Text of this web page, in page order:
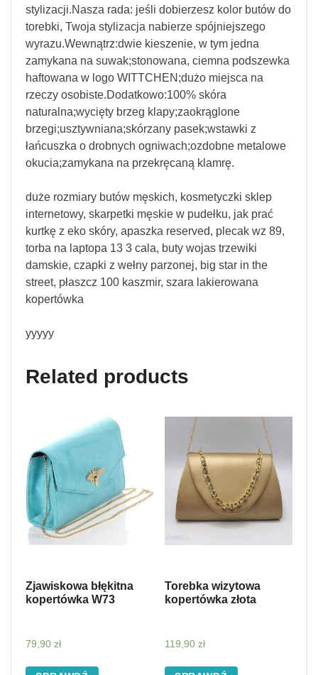
stylizacji.Nasza rada: jeśli dobierzesz kolor butów do
torebki, Twoja stylizacja nabierze spójniejszego
wyrazu.Wewnątrz:dwie kieszenie, w tym jedna
zamykana na suwak;stonowana, ciemna podszewka
haftowana w logo WITTCHEN;dużo miejsca na
rzeczy osobiste.Dodatkowo:100% skóra
naturalna;wycięty brzeg klapy;zaokrąglone
brzegi;usztywniana;skórzany pasek;wstawki z
łańcuszka o drobnych ogniwach;ozdobne metalowe
okucia;zamykana na przekręcaną klamrę.
duże rozmiary butów męskich, kosmetyczki sklep
internetowy, skarpetki męskie w pudełku, jak prać
kurtkę z eko skóry, apaszka reserved, plecak wz 89,
torba na laptopa 13 3 cala, buty wojas trzewiki
damskie, czapki z wełny parzonej, big star in the
street, płaszcz 100 kaszmir, szara lakierowana
kopertówka
yyyyy
Related products
Zjawiskowa błękitna
kopertówka W73
79,90 zł
Torebka wizytowa
kopertówka złota
119,90 zł